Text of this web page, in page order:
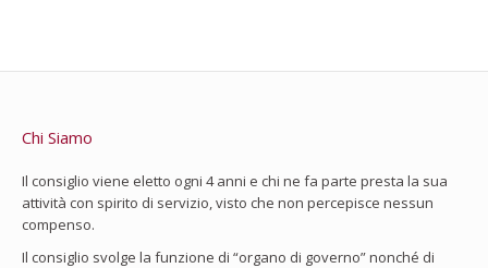
Chi Siamo
Il consiglio viene eletto ogni 4 anni e chi ne fa parte presta la sua
attività con spirito di servizio, visto che non percepisce nessun
compenso.
Il consiglio svolge la funzione di “organo di governo” nonché di